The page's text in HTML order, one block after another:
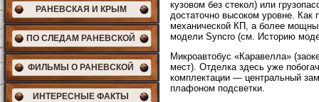
РАНЕВСКАЯ И КРЫМ
ПО СЛЕДАМ РАНЕВСКОЙ
ФИЛЬМЫ О РАНЕВСКОЙ
ИНТЕРЕСНЫЕ ФАКТЫ
кузовом без стекол) или
достаточно высоком уровне.
механической КП, а более
модели Syncro (см. Историю
Микроавтобус «Каравелла»
мест). Отделка здесь уже
комплектации — центральный
плафоном подсветки.